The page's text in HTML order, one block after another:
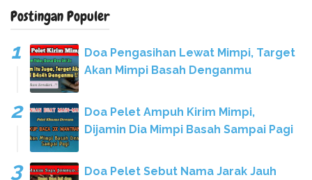
Postingan Populer
Doa Pengasihan Lewat Mimpi, Target
Akan Mimpi Basah Denganmu
Doa Pelet Ampuh Kirim Mimpi,
Dijamin Dia Mimpi Basah Sampai Pagi
Doa Pelet Sebut Nama Jarak Jauh